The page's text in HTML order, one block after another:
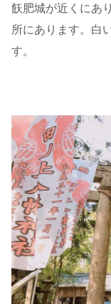
飫肥城が近くにあ
所にあります。白
す。